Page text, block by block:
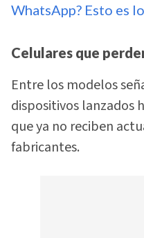
WhatsApp? Esto es
Celulares que
Entre los modelos
dispositivos lanzados
que ya no reciben
fabricantes.